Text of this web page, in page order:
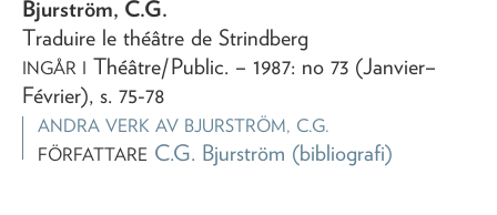
Bjurström, C.G.
Traduire le théâtre de Strindberg
INGÅR I Théâtre/Public. – 1987: no 73 (Janvier–
Février), s. 75-78
ANDRA VERK AV BJURSTRÖM, C.G.
FÖRFATTARE C.G. Bjurström (bibliografi)